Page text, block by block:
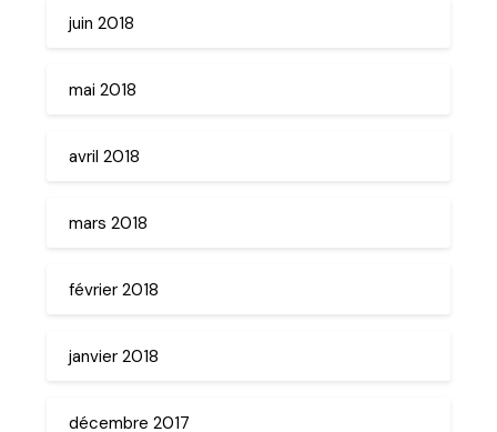
juin 2018
mai 2018
avril 2018
mars 2018
février 2018
janvier 2018
décembre 2017